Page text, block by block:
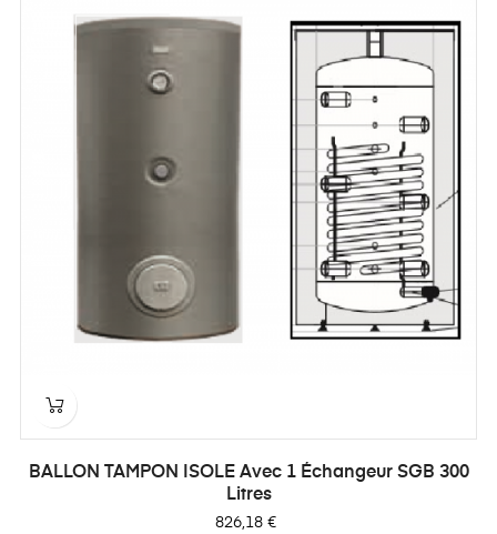
BALLON TAMPON ISOLE Avec 1 Échangeur SGB 300
Litres
Prix
826,18 €